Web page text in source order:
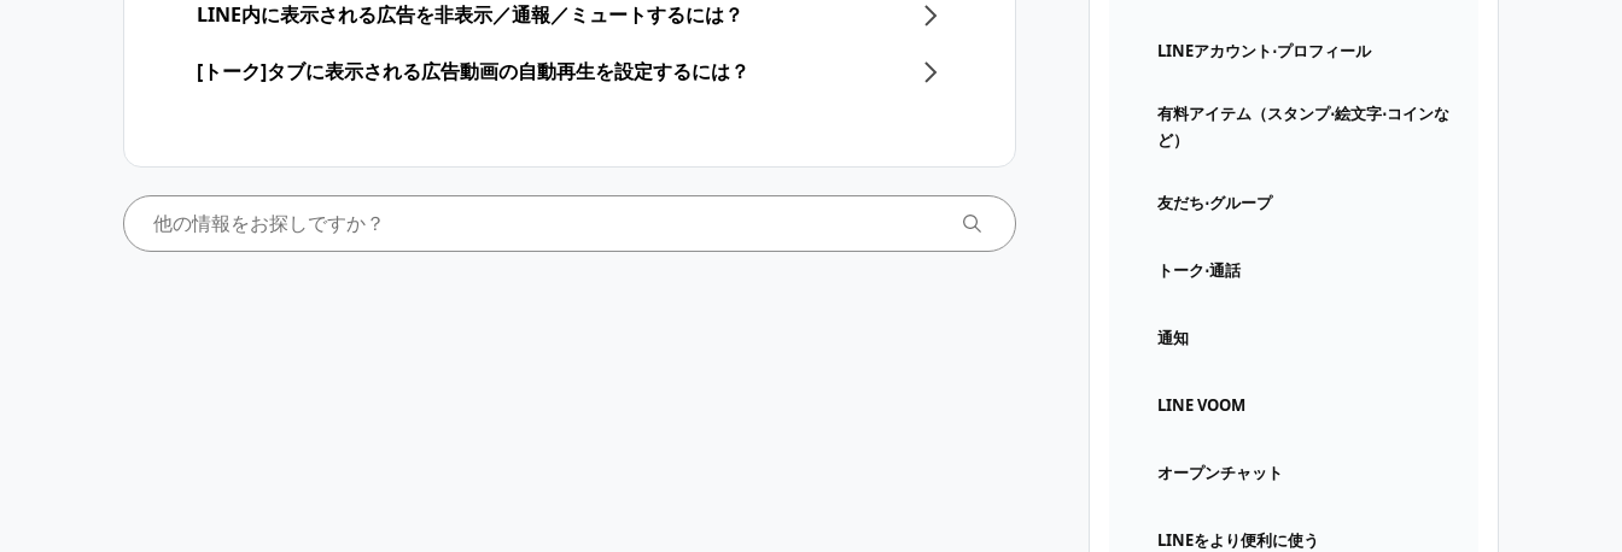
LINEアカウント⋅プロフィール
有料アイテム（スタンプ⋅絵文字⋅コインな
ど）
友だち⋅グループ
トーク⋅通話
通知
LINE VOOM
オープンチャット
LINEをより便利に使う
LINE内に表示される広告を非表示／通報／ミュートするには？
[トーク]タブに表示される広告動画の自動再生を設定するには？